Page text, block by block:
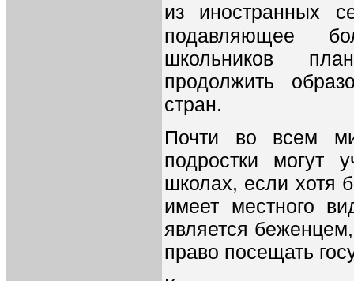
из иностранных
подавляющее
школьников
продолжить
стран.
Почти во всем
подростки могут
школах, если хотя
имеет местного
является
право посещать